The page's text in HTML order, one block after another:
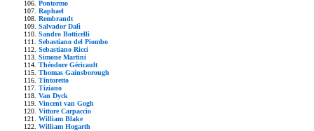
Pontormo
Raphael
Rembrandt
Salvador Dalì
Sandro Botticelli
Sebastiano del Piombo
Sebastiano Ricci
Simone Martini
Théodore Géricault
Thomas Gainsborough
Tintoretto
Tiziano
Van Dyck
Vincent van Gogh
Vittore Carpaccio
William Blake
William Hogarth